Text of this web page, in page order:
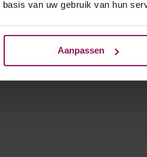
van uw gebruik van hun
Aanpassen